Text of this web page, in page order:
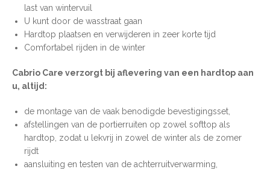
last van wintervuil
U kunt door de wasstraat gaan
Hardtop plaatsen en verwijderen in zeer korte tijd
Comfortabel rijden in de winter
Cabrio Care verzorgt bij aflevering van een hardtop aan
u, altijd:
de montage van de vaak benodigde bevestigingsset,
afstellingen van de portierruiten op zowel softtop als
hardtop, zodat u lekvrij in zowel de winter als de zomer
rijdt
aansluiting en testen van de achterruitverwarming,